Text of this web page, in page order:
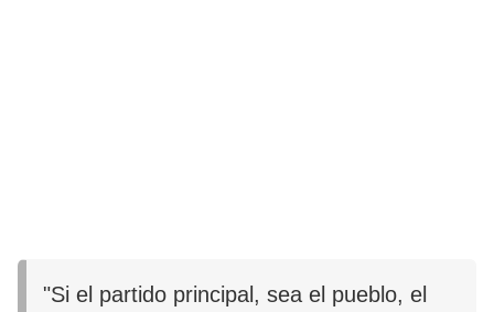
"Si el partido principal, sea el pueblo, el